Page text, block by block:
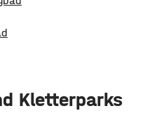
Kletterparks